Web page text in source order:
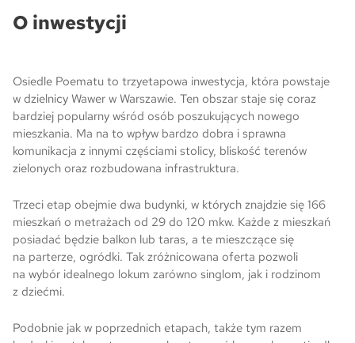
O inwestycji
Osiedle Poematu to trzyetapowa inwestycja, która powstaje
w dzielnicy Wawer w Warszawie. Ten obszar staje się coraz
bardziej popularny wśród osób poszukujących nowego
mieszkania. Ma na to wpływ bardzo dobra i sprawna
komunikacja z innymi częściami stolicy, bliskość terenów
zielonych oraz rozbudowana infrastruktura.
Trzeci etap obejmie dwa budynki, w których znajdzie się 166
mieszkań o metrażach od 29 do 120 mkw. Każde z mieszkań
posiadać będzie balkon lub taras, a te mieszczące się
na parterze, ogródki. Tak zróżnicowana oferta pozwoli
na wybór idealnego lokum zarówno singlom, jak i rodzinom
z dziećmi.
Podobnie jak w poprzednich etapach, także tym razem
Skwer Witosa w Piastowie